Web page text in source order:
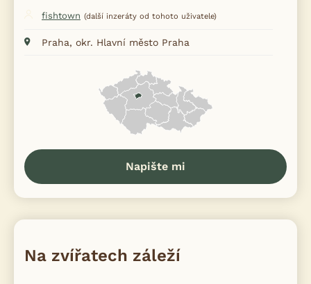
fishtown (další inzeráty od tohoto uživatele)
Praha, okr. Hlavní město Praha
Napište mi
Na zvířatech záleží